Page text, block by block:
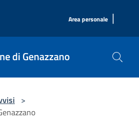
Area personale |
di Genazzano
>